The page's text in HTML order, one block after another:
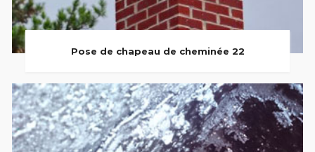
Pose de chapeau de cheminée 22